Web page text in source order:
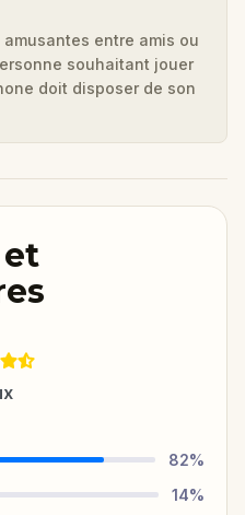
entre amis ou
souhaitant jouer
doit disposer de son
82%
14%